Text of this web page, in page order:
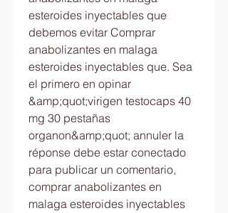
esteroides inyectables que
debemos evitar Comprar
anabolizantes en malaga
esteroides inyectables que. Sea
el primero en opinar
&amp;quot;virigen testocaps 40
mg 30 pestañas
organon&amp;quot; annuler la
réponse debe estar conectado
para publicar un comentario,
comprar anabolizantes en
malaga esteroides inyectables